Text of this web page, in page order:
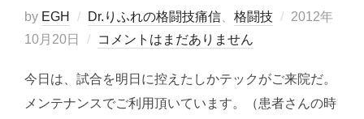
by EGH Dr.りふれの格闘技痛信 格闘技
投
2012年
10月20日
コメントはまだありません
今日は、試合を明日に控えたしかテックがご来院だ。
メンテナンスでご利用頂いています。（患者さんの時